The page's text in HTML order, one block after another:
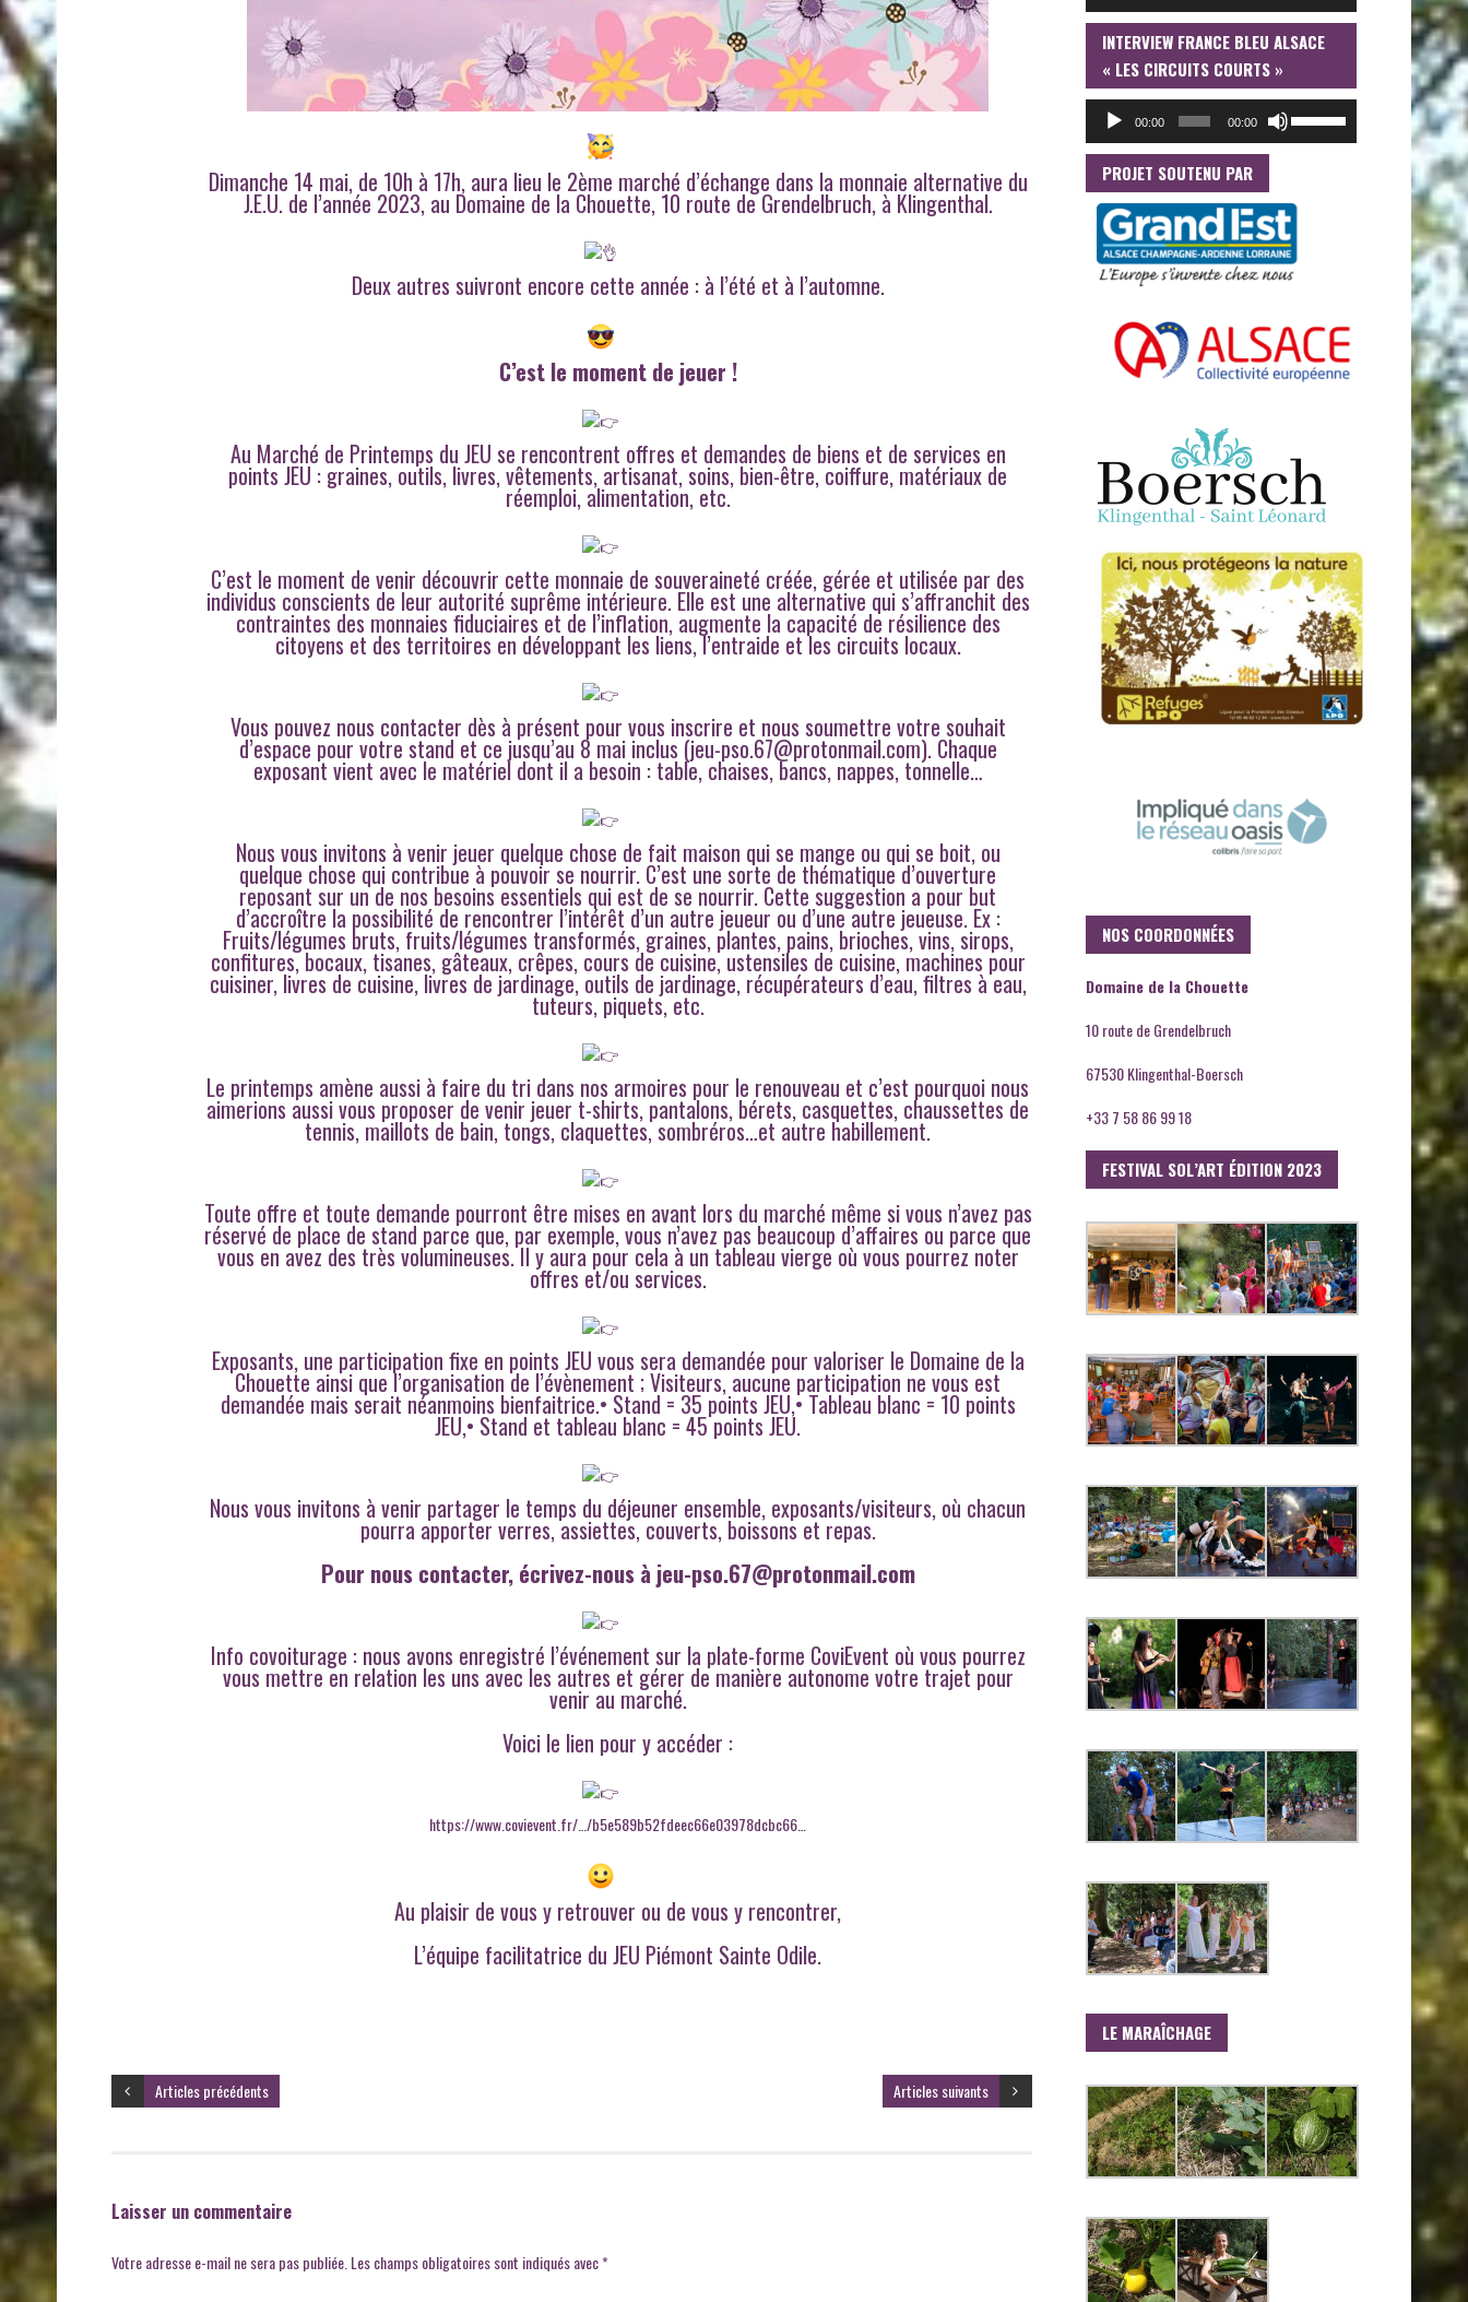
Dimanche 14 mai, de 10h à 17h, aura lieu le 2ème marché d’échange dans la monnaie alternative du
J.E.U. de l’année 2023, au Domaine de la Chouette, 10 route de Grendelbruch, à Klingenthal.
Deux autres suivront encore cette année : à l’été et à l’automne.
C’est le moment de jeuer !
Au Marché de Printemps du JEU se rencontrent offres et demandes de biens et de services en
points JEU : graines, outils, livres, vêtements, artisanat, soins, bien-être, coiffure, matériaux de
réemploi, alimentation, etc.
C’est le moment de venir découvrir cette monnaie de souveraineté créée, gérée et utilisée par des
individus conscients de leur autorité suprême intérieure. Elle est une alternative qui s’affranchit des
contraintes des monnaies fiduciaires et de l’inflation, augmente la capacité de résilience des
citoyens et des territoires en développant les liens, l’entraide et les circuits locaux.
Vous pouvez nous contacter dès à présent pour vous inscrire et nous soumettre votre souhait
d’espace pour votre stand et ce jusqu’au 8 mai inclus (jeu-pso.67@protonmail.com). Chaque
exposant vient avec le matériel dont il a besoin : table, chaises, bancs, nappes, tonnelle…
Nous vous invitons à venir jeuer quelque chose de fait maison qui se mange ou qui se boit, ou
quelque chose qui contribue à pouvoir se nourrir. C’est une sorte de thématique d’ouverture
reposant sur un de nos besoins essentiels qui est de se nourrir. Cette suggestion a pour but
d’accroître la possibilité de rencontrer l’intérêt d’un autre jeueur ou d’une autre jeueuse. Ex :
Fruits/légumes bruts, fruits/légumes transformés, graines, plantes, pains, brioches, vins, sirops,
confitures, bocaux, tisanes, gâteaux, crêpes, cours de cuisine, ustensiles de cuisine, machines pour
cuisiner, livres de cuisine, livres de jardinage, outils de jardinage, récupérateurs d’eau, filtres à eau,
tuteurs, piquets, etc.
Le printemps amène aussi à faire du tri dans nos armoires pour le renouveau et c’est pourquoi nous
aimerions aussi vous proposer de venir jeuer t-shirts, pantalons, bérets, casquettes, chaussettes de
tennis, maillots de bain, tongs, claquettes, sombréros…et autre habillement.
Toute offre et toute demande pourront être mises en avant lors du marché même si vous n’avez pas
réservé de place de stand parce que, par exemple, vous n’avez pas beaucoup d’affaires ou parce que
vous en avez des très volumineuses. Il y aura pour cela à un tableau vierge où vous pourrez noter
offres et/ou services.
Exposants, une participation fixe en points JEU vous sera demandée pour valoriser le Domaine de la
Chouette ainsi que l’organisation de l’évènement ; Visiteurs, aucune participation ne vous est
demandée mais serait néanmoins bienfaitrice.• Stand = 35 points JEU,• Tableau blanc = 10 points
JEU,• Stand et tableau blanc = 45 points JEU.
Nous vous invitons à venir partager le temps du déjeuner ensemble, exposants/visiteurs, où chacun
pourra apporter verres, assiettes, couverts, boissons et repas.
Pour nous contacter, écrivez-nous à jeu-pso.67@protonmail.com
Info covoiturage : nous avons enregistré l’événement sur la plate-forme CoviEvent où vous pourrez
vous mettre en relation les uns avec les autres et gérer de manière autonome votre trajet pour
venir au marché.
Voici le lien pour y accéder :
https://www.covievent.fr/…/b5e589b52fdeec66e03978dcbc66…
Au plaisir de vous y retrouver ou de vous y rencontrer,
L’équipe facilitatrice du JEU Piémont Sainte Odile.
Articles suivants
Articles précédents
Laisser un commentaire
Votre adresse e-mail ne sera pas publiée. Les champs obligatoires sont indiqués avec*
INTERVIEW FRANCE BLEU ALSACE
« LES CIRCUITS COURTS »
LECTEUR
00:00 00:00
LES
FLÈCHES
AUGMENTER
OU
DIMINUER
LE
VOLUME.
PROJET SOUTENU PAR
NOS COORDONNÉES
Domaine de la Chouette
10 route de Grendelbruch
67530 Klingenthal-Boersch
+33 7 58 86 99 18
FESTIVAL SOL’ART ÉDITION 2023
LE MARAÎCHAGE